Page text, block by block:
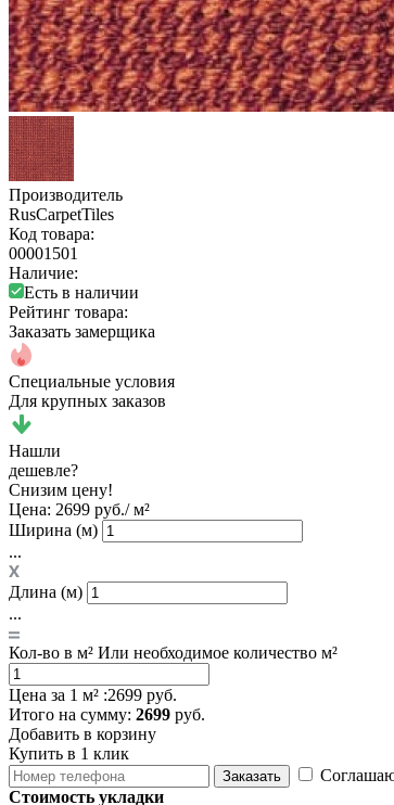
Производитель
RusCarpetTiles
Код товара:
00001501
Наличие:
Есть в наличии
Рейтинг товара:
Заказать замерщика
Специальные условия
Для крупных заказов
Нашли
дешевле?
Снизим цену!
Цена: 2699 руб./ м²
Ширина (м)
...
Длина (м)
...
Кол-во в м² Или необходимое количество м²
Цена за 1 м² :2699 руб.
Итого на сумму: 2699 руб.
Добавить в корзину
Купить в 1 клик
Заказать
Стоимость укладки